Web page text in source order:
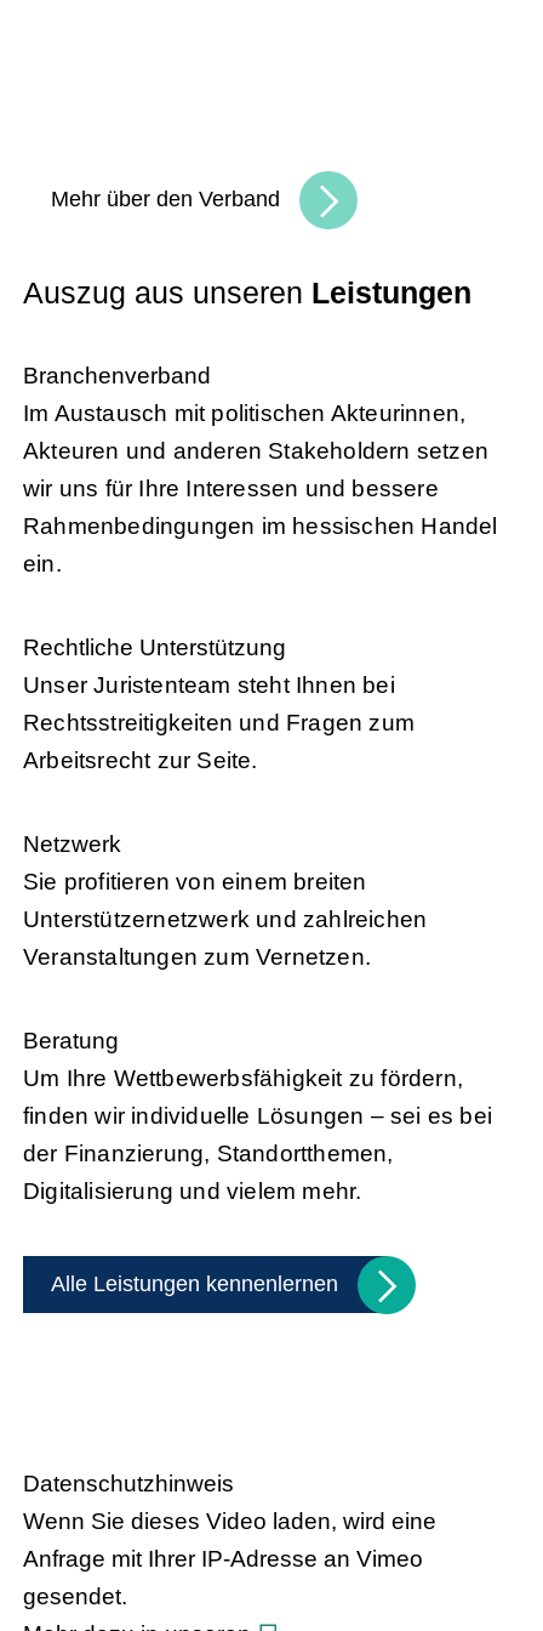
Mehr über den Verband
Auszug aus unseren Leistungen
Branchenverband
Im Austausch mit politischen Akteurinnen,
Akteuren und anderen Stakeholdern setzen
wir uns für Ihre Interessen und bessere
Rahmenbedingungen im hessischen Handel
ein.
Rechtliche Unterstützung
Unser Juristenteam steht Ihnen bei
Rechtsstreitigkeiten und Fragen zum
Arbeitsrecht zur Seite.
Netzwerk
Sie profitieren von einem breiten
Unterstützernetzwerk und zahlreichen
Veranstaltungen zum Vernetzen.
Beratung
Um Ihre Wettbewerbsfähigkeit zu fördern,
finden wir individuelle Lösungen – sei es bei
der Finanzierung, Standortthemen,
Digitalisierung und vielem mehr.
Alle Leistungen kennenlernen
Datenschutzhinweis
Wenn Sie dieses Video laden, wird eine
Anfrage mit Ihrer IP-Adresse an Vimeo
gesendet.